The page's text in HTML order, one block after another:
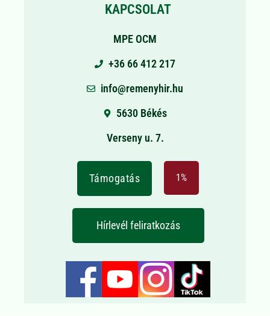
KAPCSOLAT
MPE OCM
+36 66 412 217
info@remenyhir.hu
5630 Békés
Verseny u. 7.
Támogatás 1%
Hírlevél feliratkozás